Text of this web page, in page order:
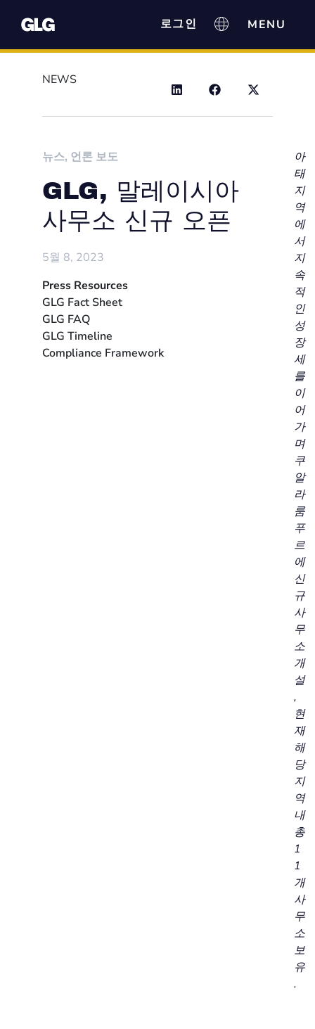
로그인
NEWS
뉴스, 언론 보도
GLG, 말레이시아
사무소 신규 오픈
5월 8, 2023
Press Resources
GLG Fact Sheet
GLG FAQ
GLG Timeline
Compliance Framework
아
태
지
역
에
서
지
속
적
인
성
장
세
를
이
어
가
며
쿠
알
라
룸
푸
르
에
신
규
사
무
소
개
설
,
현
재
해
당
지
역
내
총
1
1
개
사
무
소
보
유
.